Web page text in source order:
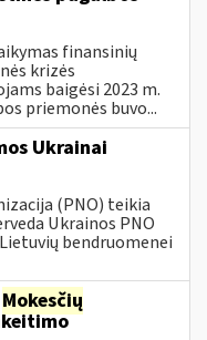
finansinių
krizės
baigėsi 2023 m.
priemonės buvo...
Ukrainai
(PNO) teikia
Ukrainos PNO
bendruomenei
Mokesčių